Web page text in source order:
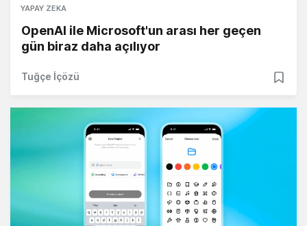
YAPAY ZEKA
OpenAI ile Microsoft'un arası her geçen
gün biraz daha açılıyor
Tuğçe İçözü